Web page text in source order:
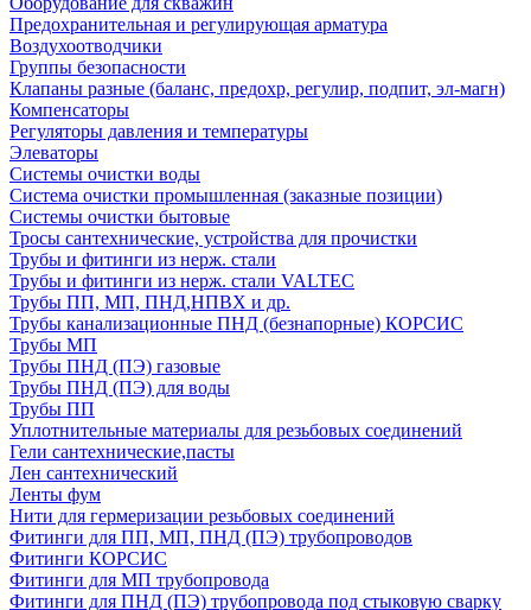
Предохранительная и регулирующая арматура
Воздухоотводчики
Группы безопасности
Клапаны разные (баланс, предохр, регулир, подпит, эл-магн)
Компенсаторы
Регуляторы давления и температуры
Элеваторы
Системы очистки воды
Система очистки промышленная (заказные позиции)
Системы очистки бытовые
Тросы сантехнические, устройства для прочистки
Трубы и фитинги из нерж. стали
Трубы и фитинги из нерж. стали VALTEC
Трубы ПП, МП, ПНД,НПВХ и др.
Трубы канализационные ПНД (безнапорные) КОРСИС
Трубы МП
Трубы ПНД (ПЭ) газовые
Трубы ПНД (ПЭ) для воды
Трубы ПП
Уплотнительные материалы для резьбовых соединений
Гели сантехнические,пасты
Лен сантехнический
Ленты фум
Нити для гермеризации резьбовых соединений
Фитинги для ПП, МП, ПНД (ПЭ) трубопроводов
Фитинги КОРСИС
Фитинги для МП трубопровода
Фитинги для ПНД (ПЭ) трубопровода под стыковую сварку